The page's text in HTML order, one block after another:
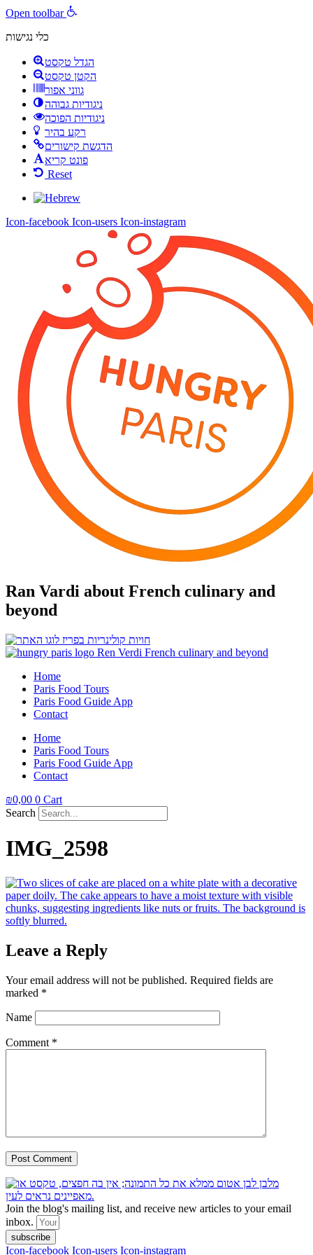
Open toolbar
כלי נגישות
הגדל טקסט
הקטן טקסט
גווני אפור
ניגודיות גבוהה
ניגודיות הפוכה
רקע בהיר
הדגשת קישורים
פונט קריא
Reset
Icon-facebook Icon-users Icon-instagram
Ran Vardi about French culinary and
beyond
Home
Paris Food Tours
Paris Food Guide App
Contact
Home
Paris Food Tours
Paris Food Guide App
Contact
₪0,00 0 Cart
Search
IMG_2598
Leave a Reply
Your email address will not be published. Required fields are
marked *
Name
Comment *
Join the blog's mailing list, and receive new articles to your email
inbox.
subscribe
Icon-facebook Icon-users Icon-instagram